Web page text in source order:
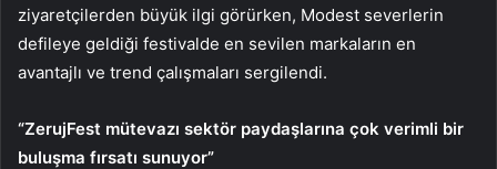
ziyaretçilerden büyük ilgi görürken, Modest severlerin
defileye geldiği festivalde en sevilen markaların en
avantajlı ve trend çalışmaları sergilendi.
“ZerujFest mütevazı sektör paydaşlarına çok verimli bir
buluşma fırsatı sunuyor”